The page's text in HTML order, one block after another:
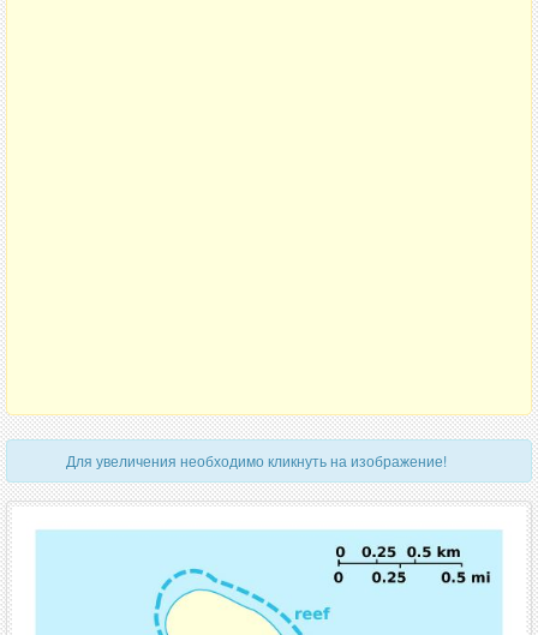
Для увеличения необходимо кликнуть на изображение!